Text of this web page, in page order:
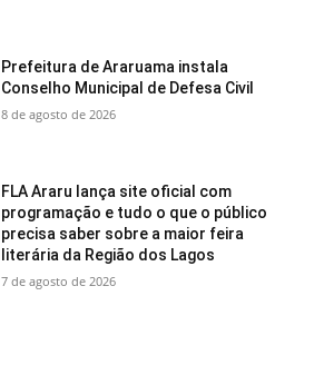
Prefeitura de Araruama instala
Conselho Municipal de Defesa Civil
8 de agosto de 2026
FLA Araru lança site oficial com
programação e tudo o que o público
precisa saber sobre a maior feira
literária da Região dos Lagos
7 de agosto de 2026